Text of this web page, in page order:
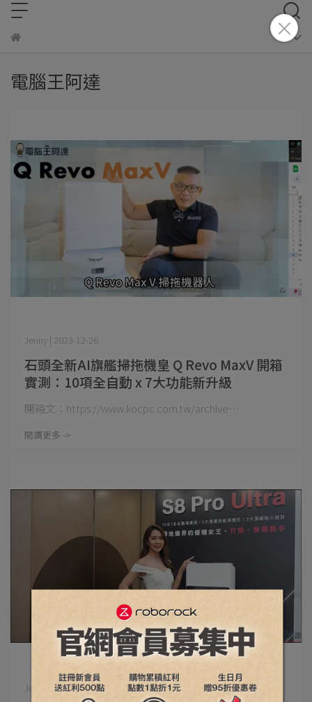
電腦王阿達
石頭全新AI旗艦掃拖機皇 Q Revo MaxV 開箱
實測：10項全自動 x 7大功能新升級
Jenny | 2023-12-26
開箱文：https://www.kocpc.com.tw/archive⋯
閱讀更多 ->
Jenny | 2023-10-30